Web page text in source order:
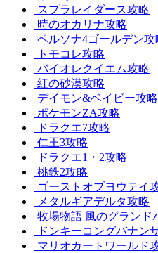
スプラレイダース攻略
時のオカリナ攻略
ペルソナ4ゴールデン攻
トモコレ攻略
バイオレクイエム攻略
紅の砂漠攻略
デイモン&ベイビー攻略
ポケモンZA攻略
ドラクエ7攻略
仁王3攻略
ドラクエ1・2攻略
桃鉄2攻略
ゴーストオブヨウテイ
メタルギアデルタ攻略
牧場物語 風のグランド
ドンキーコングバナン
マリオカートワールド